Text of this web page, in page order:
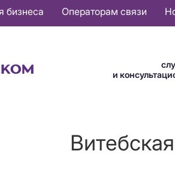
бизнеса Операторам связи
и